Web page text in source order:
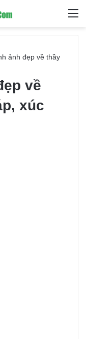
Tìm
ảnh đẹp về thầy
về
xúc